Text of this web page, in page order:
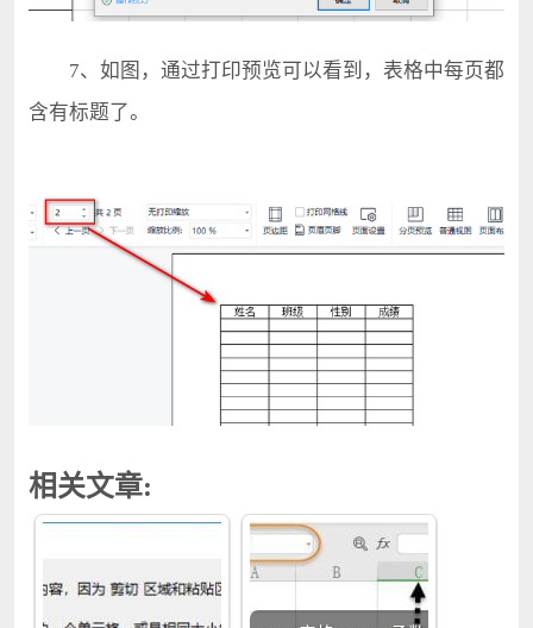
7、如图，通过打印预览可以看到，表格中每页都
含有标题了。
相关文章: